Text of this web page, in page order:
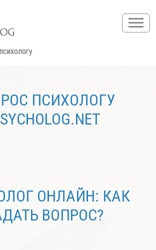
ПСИХОЛОГУ
ОНЛАЙН: КАК
ВОПРОС?